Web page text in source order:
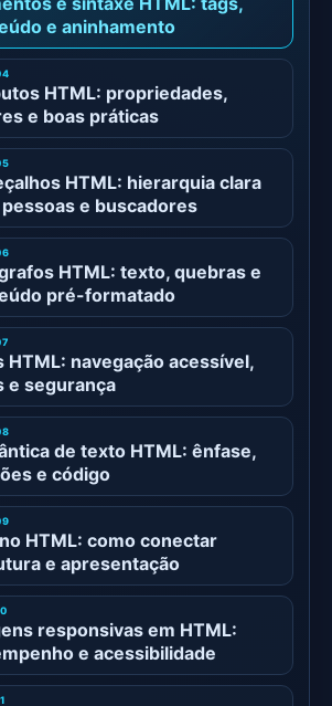
e aninhamento
HTML: propriedades,
e boas práticas
HTML: hierarquia clara
e buscadores
HTML: texto, quebras e
pré-formatado
HTML: navegação acessível,
e segurança
de texto HTML: ênfase,
e código
HTML: como conectar
e apresentação
responsivas em HTML:
e acessibilidade